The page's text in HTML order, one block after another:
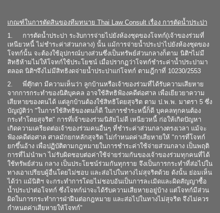
เกณฑ์ในการตัดสินของทีมทนาย Thai Law Consult เรื่อง การตัดน้ำประปา
1. การตัดน้ำประปา ระงับการจ่ายไปยังห้องชุดของโจทก์(เจ้าของร่วมที่
เหนียวหนี้ ไม่ชำระค่าส่วนกลาง) นั้น แม้การจ่ายน้ำประปาไปยังห้องชุดของ
โจทก์นั้น จะต้องใช้อุปกรณ์บางส่วนซึ่งเป็นทรัพย์ส่วนกลางก็ตาม นิติฯไม่มี
สิทธิห้ามไม่ให้โจทก์ใช้ประโยชน์ เมื่อปรากฏว่าโจทก์ชำระค่าน้ำประปามา
ตลอด นิติฯจึงไม่มีสิทธิงดจ่ายน้ำประปาแก่โจทก์ ตามฎีกาที่ 10230/2553
2. พี่ตุ๊กตา มีความเห็นว่า ลูกบ้านหรือเจ้าของร่วมที่ได้รับความเสียหาย
จากการกระทำของนิติบุคคล อาจใช้สิทธิฟ้องคดีต่อศาล เพื่อเยียวยาความ
เสียหายของตนได้ แต่ลูกบ้านต้องใช้สิทธิโดยสุจริต ตาม ป.พ.พ. มาตรา 5 ซึ่ง
บัญญัติว่า "ในการใช้สิทธิของตนก็ดี ในการชำระหนี้ก็ดี บุคคลทุกคนต้อง
กระทำโดยสุจริต" การที่เจ้าของร่วมนิสัยไม่ดี เหนียวหนี้ ก่อให้เกิดปัญหา
เกิดความเครียดต่อเจ้าของร่วมคนอื่นๆ ที่ชำระค่าส่วนกลางตรงเวลา แม้จะ
ฟ้องคดีต่อศาล ศาลมักยกหลักสุจริต ไม่กำหนดค่าเสียหายให้ "การที่โจทก์
ยกขึ้นอ้าง เพื่อปฏิบัติตามกฎหมายในการชำระค่าใช้จ่ายส่วนกลาง เป็นพฤติ
การที่ไม่นำพา ไม่รับผิดชอบต่อค่าใช้จ่ายร่วมกันของเจ้าของร่วมทุกคนที่ได้
ใช้ทรัพย์ส่วน กลาง เป็นประโยชน์ร่วมกันทุกราย จึงเป็นการกระทำที่ส่อไปใน
ทางเอาเปรียบผู้อื่นโดยไม่ชอบ และส่อไปในทางไม่สุจริตด้วย ดังนั้น ย่อมเห็น
ได้ว่า แม้นิติฯ จะกระทำการโดยไม่ชอบอันเป็นการละเมิดและผิดสัญญาซื้อ
น้ำประปาต่อโจทก์ ซึ่งโจทก์น่าจะได้รับความเสียหายอยู่บ้าง แต่โจทก์มีส่วน
ผิดในการกระทำการฝ่าฝืนต่อกฎหมาย และส่อไปในทางไม่สุจริต จึงไม่ควร
กำหนดค่าเสียหายให้โจทก์"